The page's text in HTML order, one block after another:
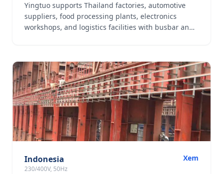
Yingtuo supports Thailand factories, automotive
suppliers, food processing plants, electronics
workshops, and logistics facilities with busbar and
Indonesia
230/400V, 50Hz
Xem